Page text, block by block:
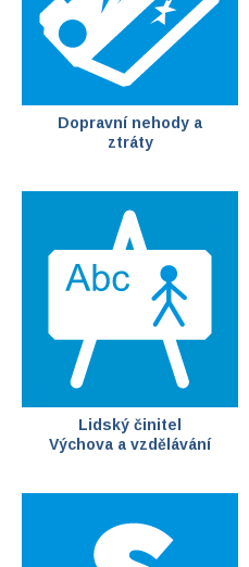
Dopravní nehody a
ztráty
Lidský činitel
Výchova a vzdělávání